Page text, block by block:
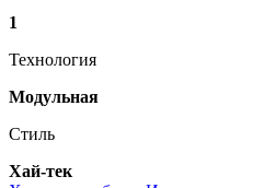
1
Технология
Модульная
Стиль
Хай-тек